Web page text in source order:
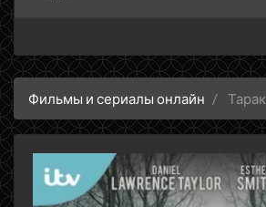
Фильмы и сериалы онлайн